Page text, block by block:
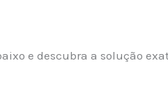
e descubra a solução